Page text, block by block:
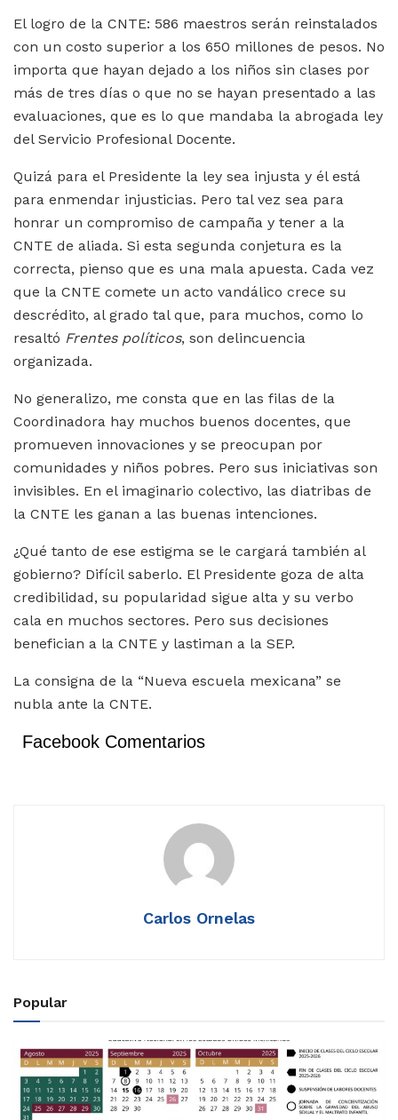
El logro de la CNTE: 586 maestros serán reinstalados
con un costo superior a los 650 millones de pesos. No
importa que hayan dejado a los niños sin clases por
más de tres días o que no se hayan presentado a las
evaluaciones, que es lo que mandaba la abrogada ley
del Servicio Profesional Docente.
Quizá para el Presidente la ley sea injusta y él está
para enmendar injusticias. Pero tal vez sea para
honrar un compromiso de campaña y tener a la
CNTE de aliada. Si esta segunda conjetura es la
correcta, pienso que es una mala apuesta. Cada vez
que la CNTE comete un acto vandálico crece su
descrédito, al grado tal que, para muchos, como lo
resaltó Frentes políticos, son delincuencia
organizada.
No generalizo, me consta que en las filas de la
Coordinadora hay muchos buenos docentes, que
promueven innovaciones y se preocupan por
comunidades y niños pobres. Pero sus iniciativas son
invisibles. En el imaginario colectivo, las diatribas de
la CNTE les ganan a las buenas intenciones.
¿Qué tanto de ese estigma se le cargará también al
gobierno? Difícil saberlo. El Presidente goza de alta
credibilidad, su popularidad sigue alta y su verbo
cala en muchos sectores. Pero sus decisiones
benefician a la CNTE y lastiman a la SEP.
La consigna de la “Nueva escuela mexicana” se
nubla ante la CNTE.
Facebook Comentarios
Carlos Ornelas
Popular